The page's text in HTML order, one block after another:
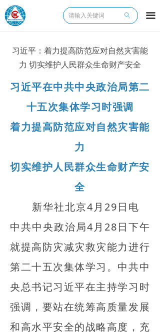
끀
ꄙ
习近平：着力提高防范应对自然灾害能
力 切实维护人民群众生命财产安全
习近平在中共中央政治局第二
十五次集体学习时强调
着力提高防范应对自然灾害能
力
切实维护人民群众生命财产安
全
新华社北京4月29日电
中共中央政治局4月28日下午
就提高防灾减灾救灾能力进行
第二十五次集体学习。中共中
央总书记习近平在主持学习时
强调，要站在统筹高质量发展
和高水平安全的战略高度，充